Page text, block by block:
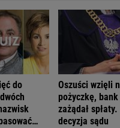
do
Oszuści wzięli
pożyczkę, bank
zażądał
decyzja sądu